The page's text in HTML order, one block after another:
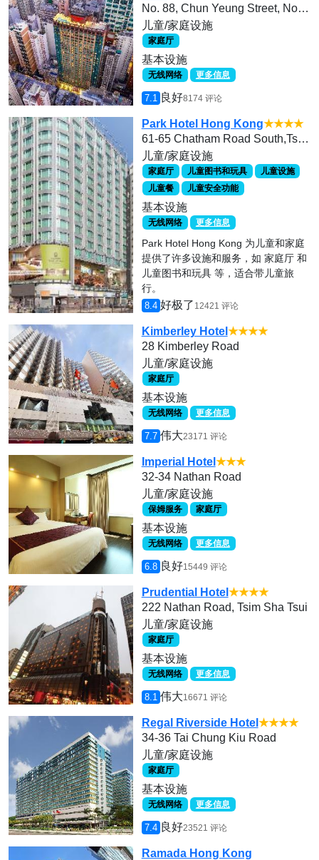
No. 88, Chun Yeung Street, North Point
儿童/家庭设施
家庭厅
基本设施
无线网络 更多信息
7.1 良好8174 评论
Park Hotel Hong Kong★★★★
61-65 Chatham Road South,Tsim Sha Tsui, Hong Kong
儿童/家庭设施
家庭厅 儿童图书和玩具
儿童设施
儿童餐
儿童安全功能
基本设施
无线网络 更多信息
Park Hotel Hong Kong 为儿童和家庭
提供了许多设施和服务，如 家庭厅 和
儿童图书和玩具 等，适合带儿童旅
行。
8.4 好极了 12421 评论
Kimberley Hotel ★★★★
28 Kimberley Road
儿童/家庭设施
家庭厅
基本设施
无线网络 更多信息
7.7 伟大23171 评论
Imperial Hotel ★★★
32-34 Nathan Road
儿童/家庭设施
保姆服务 家庭厅
基本设施
无线网络 更多信息
6.8 良好15449 评论
Prudential Hotel ★★★★
222 Nathan Road, Tsim Sha Tsui
儿童/家庭设施
家庭厅
基本设施
无线网络 更多信息
8.1 伟大16671 评论
Regal Riverside Hotel ★★★★
34-36 Tai Chung Kiu Road
儿童/家庭设施
家庭厅
基本设施
无线网络 更多信息
7.4 良好23521 评论
Ramada Hong Kong